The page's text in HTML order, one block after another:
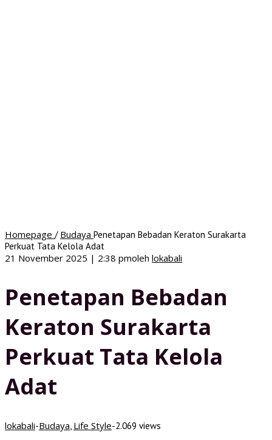
Homepage / Budaya Penetapan Bebadan Keraton Surakarta
Perkuat Tata Kelola Adat
21 November 2025 | 2:38 pmoleh lokabali
Penetapan Bebadan
Keraton Surakarta
Perkuat Tata Kelola
Adat
lokabali-Budaya Life Style-2.069 views